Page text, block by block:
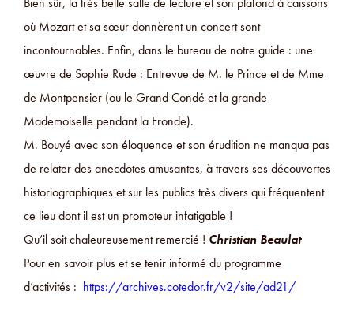
où Mozart et sa sœur donnèrent un concert sont
incontournables. Enfin, dans le bureau de notre guide : une
œuvre de Sophie Rude : Entrevue de M. le Prince et de Mme
de Montpensier (ou le Grand Condé et la grande
Mademoiselle pendant la Fronde).
M. Bouyé avec son éloquence et son érudition ne manqua pas
de relater des anecdotes amusantes, à travers ses découvertes
historiographiques et sur les publics très divers qui fréquentent
ce lieu dont il est un promoteur infatigable !
Qu’il soit chaleureusement remercié ! Christian Beaulat
Pour en savoir plus et se tenir informé du programme
d’activités : https://archives.cotedor.fr/v2/site/ad21/